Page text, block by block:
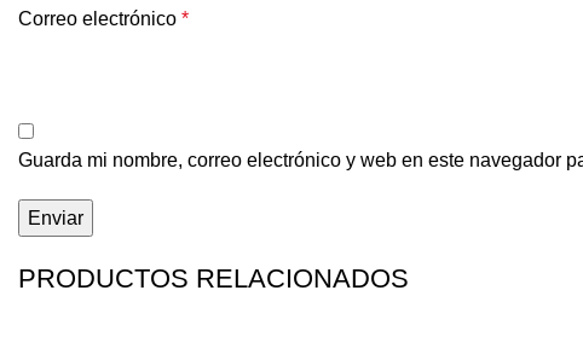
Correo electrónico *
Guarda mi nombre, correo electrónico y web en este navegador
PRODUCTOS RELACIONADOS